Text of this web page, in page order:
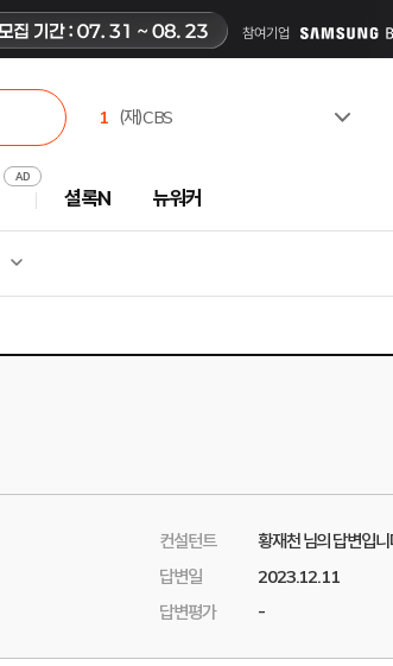
1 (재)CBS
4
주식회사 캠코에프엠씨
5 한국수력원자력(주)
셜록N 뉴워커
컨설턴트
황재천 님의 답변입니
답변일
2023.12.11
답변평가
-